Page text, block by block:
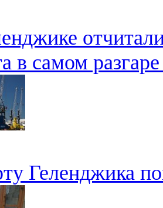
в самом
Геленджика